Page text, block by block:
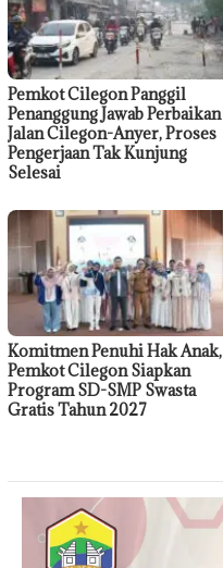
Pemkot Cilegon Panggil
Penanggung Jawab Perbaikan
Jalan Cilegon-Anyer, Proses
Pengerjaan Tak Kunjung
Selesai
Komitmen Penuhi Hak Anak,
Pemkot Cilegon Siapkan
Program SD-SMP Swasta
Gratis Tahun 2027